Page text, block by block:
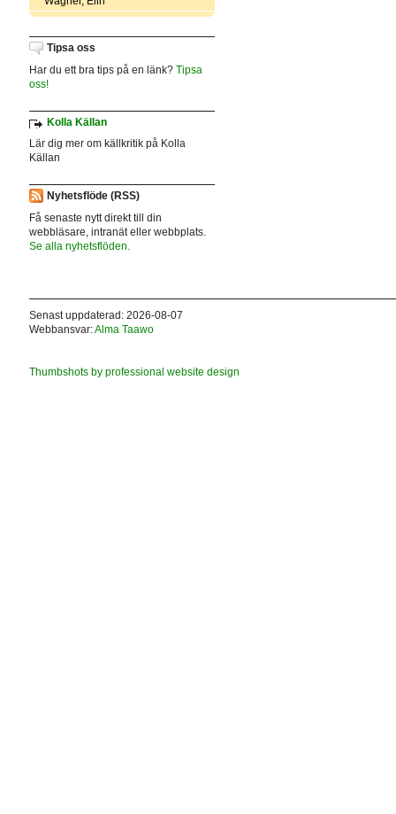
Tipsa oss
Har du ett bra tips på en länk? Tipsa
oss!
Kolla Källan
Lär dig mer om källkritik på Kolla
Källan
Nyhetsflöde (RSS)
Få senaste nytt direkt till din
webbläsare, intranät eller webbplats.
Se alla nyhetsflöden.
Senast uppdaterad: 2026-08-07
Webbansvar:Alma Taawo
Thumbshots by professional website design